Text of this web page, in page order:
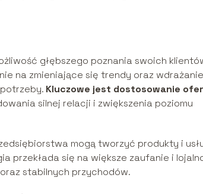
głębszego poznania swoich
na zmieniające się trendy oraz wdrażanie
Kluczowe jest dostosowanie
silnej relacji i zwiększenia poziomu
mogą tworzyć produkty i
przekłada się na większe zaufanie i
stabilnych przychodów.